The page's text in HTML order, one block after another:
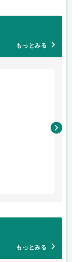
もっとみる
菅
もっとみる